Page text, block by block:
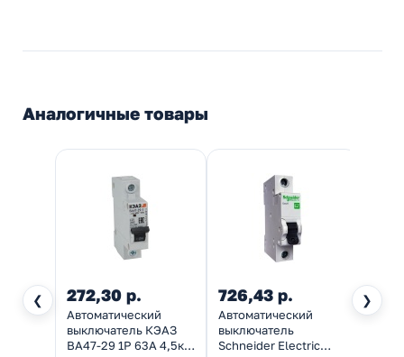
Аналогичные товары
❮ ❯
272,30 р.
Автоматический
выключатель КЭАЗ
ВА47-29 1Р 63А 4,5кА
726,43 р.
Автоматический
выключатель
Schneider Electric